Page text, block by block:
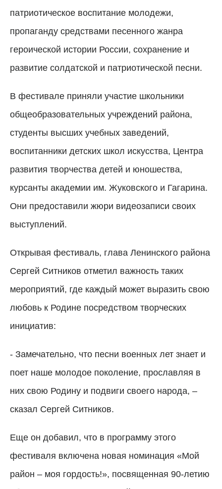
патриотическое воспитание молодежи,
пропаганду средствами песенного жанра
героической истории России, сохранение и
развитие солдатской и патриотической песни.
В фестивале приняли участие школьники
общеобразовательных учреждений района,
студенты высших учебных заведений,
воспитанники детских школ искусства, Центра
развития творчества детей и юношества,
курсанты академии им. Жуковского и Гагарина.
Они предоставили жюри видеозаписи своих
выступлений.
Открывая фестиваль, глава Ленинского района
Сергей Ситников отметил важность таких
мероприятий, где каждый может выразить свою
любовь к Родине посредством творческих
инициатив:
- Замечательно, что песни военных лет знает и
поет наше молодое поколение, прославляя в
них свою Родину и подвиги своего народа, –
сказал Сергей Ситников.
Еще он добавил, что в программу этого
фестиваля включена новая номинация «Мой
район – моя гордость!», посвященная 90-летию